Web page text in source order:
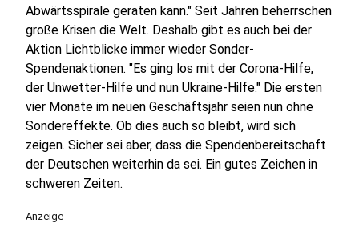
Abwärtsspirale geraten kann." Seit Jahren beherrschen
große Krisen die Welt. Deshalb gibt es auch bei der
Aktion Lichtblicke immer wieder Sonder-
Spendenaktionen. "Es ging los mit der Corona-Hilfe,
der Unwetter-Hilfe und nun Ukraine-Hilfe." Die ersten
vier Monate im neuen Geschäftsjahr seien nun ohne
Sondereffekte. Ob dies auch so bleibt, wird sich
zeigen. Sicher sei aber, dass die Spendenbereitschaft
der Deutschen weiterhin da sei. Ein gutes Zeichen in
schweren Zeiten.
Anzeige